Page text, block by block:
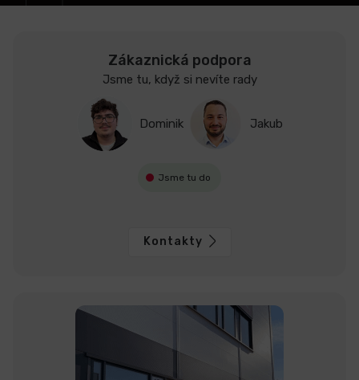
Zákaznická podpora
Jsme tu, když si nevíte rady
Dominik Jakub
Jsme tu do
Kontakty